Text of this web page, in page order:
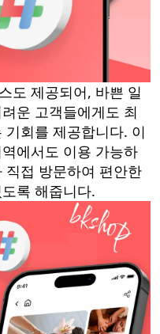
도 제공되어, 바쁜 일
운 고객들에게도 최
회를 제공합니다. 이
에서도 이용 가능하
직접 방문하여 편안한
록 해줍니다.